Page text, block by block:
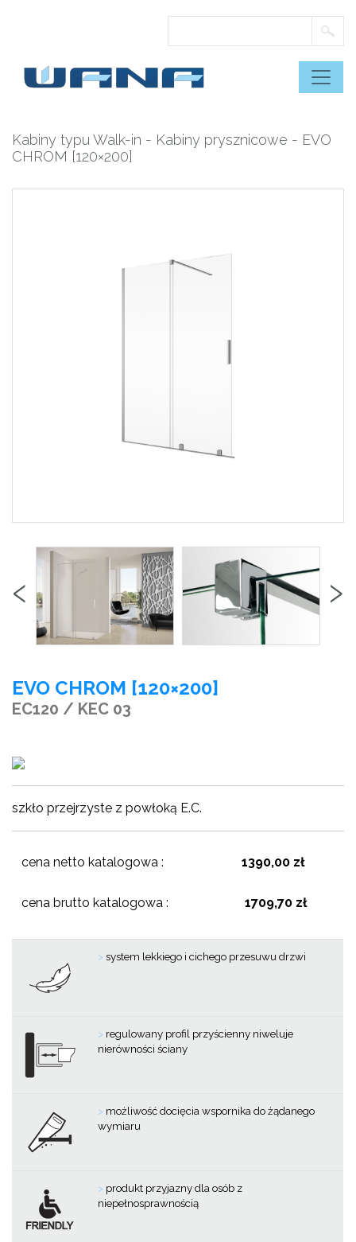
Kabiny typu Walk-in - Kabiny prysznicowe - EVO
CHROM [120×200]
‹ ›
EVO CHROM [120×200]
EC120 / KEC 03
szkło przejrzyste z powłoką E.C.
cena netto katalogowa : 1390,00 zł
cena brutto katalogowa : 1709,70 zł
>system lekkiego i cichego przesuwu drzwi
> regulowany profil przyścienny niweluje
nierówności ściany
> możliwość docięcia wspornika do żądanego
wymiaru
> produkt przyjazny dla osób z
niepełnosprawnością